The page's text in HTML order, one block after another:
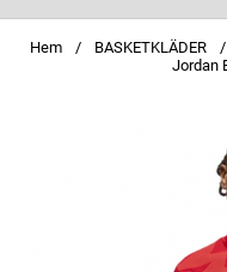
Hem BASKETKLÄDER
Jordan